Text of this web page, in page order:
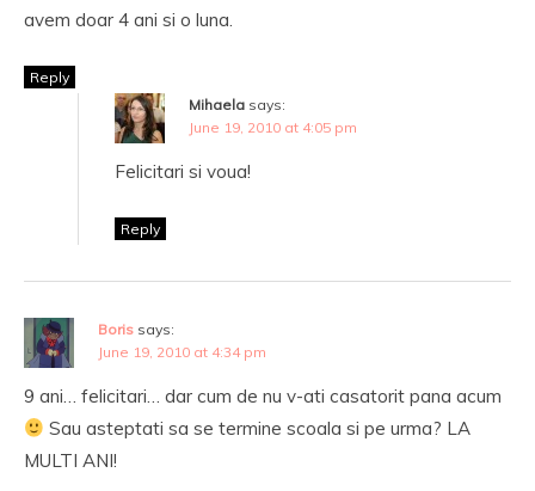
avem doar 4 ani si o luna.
Reply
Mihaela says:
June 19, 2010 at 4:05 pm
Felicitari si voua!
Reply
Boris says:
June 19, 2010 at 4:34 pm
9 ani… felicitari… dar cum de nu v-ati casatorit pana acum
Sau asteptati sa se termine scoala si pe urma? LA
MULTI ANI!